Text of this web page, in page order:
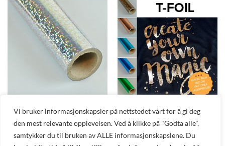
Vi bruker informasjonskapsler på nettstedet vårt for å gi deg
den mest relevante opplevelsen. Ved å klikke på "Godta alle",
samtykker du til bruken av ALLE informasjonskapslene. Du
Sparkle Silver – T.Foil
kr890 ekskl mva
T.Foil – Effektfolie til bruk med
T.One
kr890 ekskl mva